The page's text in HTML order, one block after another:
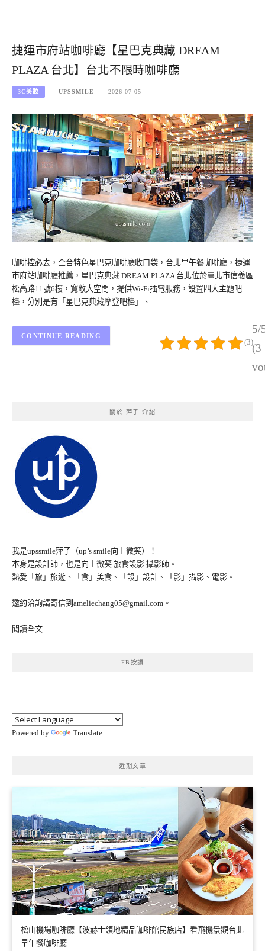
捷運市府站咖啡廳【星巴克典藏 DREAM
PLAZA 台北】台北不限時咖啡廳
3C美妝 UPSSMILE 2026-07-05
咖啡控必去，全台特色星巴克咖啡廳收口袋，台北早午餐咖啡廳，捷運
市府站咖啡廳推薦，星巴克典藏 DREAM PLAZA 台北位於臺北市信義區
松高路11號6樓，寬敞大空間，提供Wi-Fi插電服務，設置四大主題吧
檯，分別是有「星巴克典藏摩登吧檯」、…
5/
(3
(3)
CONTINUE READING
關於 萍子 介紹
我是upssmile萍子（up’s smile向上微笑）！
本身是設計師，也是向上微笑 旅食設影 攝影師。
熱愛「旅」旅遊、「食」美食、「設」設計、「影」攝影、電影。
邀約洽詢請寄信到ameliechang05@gmail.com。
閱讀全文
FB按讚
Powered by Translate
近期文章
松山機場咖啡廳【波赫士領地精品咖啡館民族店】看飛機景觀台北
早午餐咖啡廳